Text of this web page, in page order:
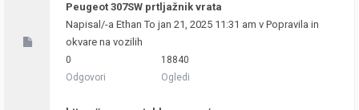
Peugeot 307SW prtljažnik vrata
Napisal/-a Ethan To jan 21, 2025 11:31 am v Popravila in
okvare na vozilih
0
Odgovori
18840
Ogledi